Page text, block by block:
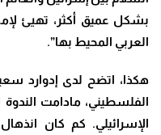
بشكل عميق أكثر، تهيئ
العربي المحيط بها”.
هكذا، اتضح لدى إدوارد
الفلسطيني، مادامت الندوة
الإسرائيلي. كم كان